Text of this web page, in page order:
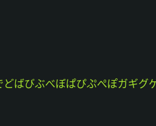
ばびぶべぼぱぴぷぺぽガギグ